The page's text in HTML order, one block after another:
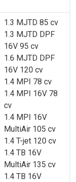
1.3 MJTD 85 cv
1.3 MJTD DPF
16V 95 cv
1.6 MJTD DPF
16V 120 cv
1.4 MPI 78 cv
1.4 MPI 16V 78
cv
1.4 MPI 16V
MultiAir 105 cv
1.4 T-jet 120 cv
1.4 TB 16V
MultiAir 135 cv
1.4 TB 16V